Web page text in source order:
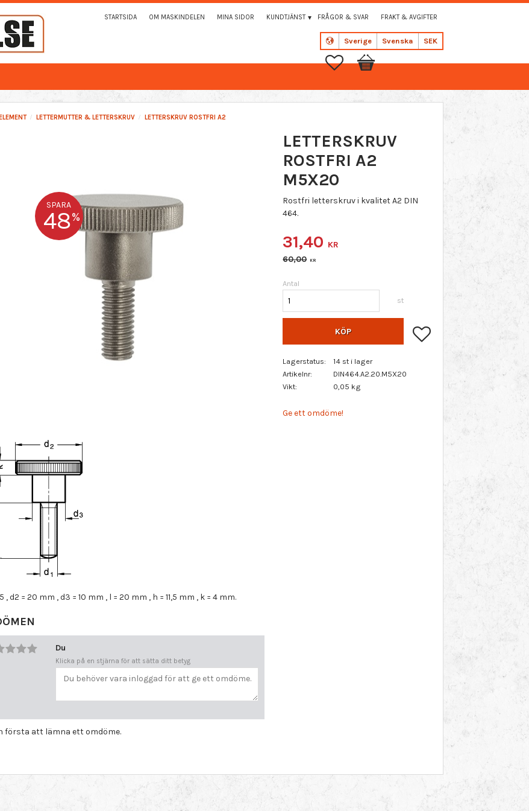
Sverige Svenska SEK
STARTSIDA OM MASKINDELEN MINA SIDOR KUNDTJÄNST FRÅGOR & SVAR FRAKT & AVGIFTER
Favoriter
Kundvagn
LETTERMUTTER & LETTERSKRUV LETTERSKRUV ROSTFRI A2
LETTERSKRUV
ROSTFRI A2
M5X20
Rostfri letterskruv i kvalitet A2 DIN
464.
SPARA
48%
Nedsatt pris:
31,40 KR
Ordinarie pris:
60,00 KR
Antal
st
KÖP Lägg till i favoriter
Lagerstatus
14 st i lager
Artikelnr
DIN464.A2.20.M5X20
Vikt
0,05 kg
Ge ett omdöme!
, d2 = 20 mm , d3 = 10 mm , l = 20 mm , h = 11,5 mm , k = 4 mm.
Du
Klicka på en stjärna för att sätta ditt betyg
första att lämna ett omdöme.